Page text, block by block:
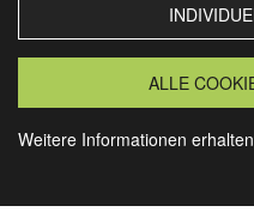
MORSBACH
ALLE
Weitere Informationen